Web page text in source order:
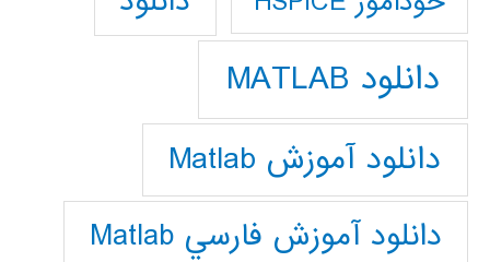
دانلود MATLAB
دانلود آموزش Matlab
دانلود آموزش فارسي Matlab